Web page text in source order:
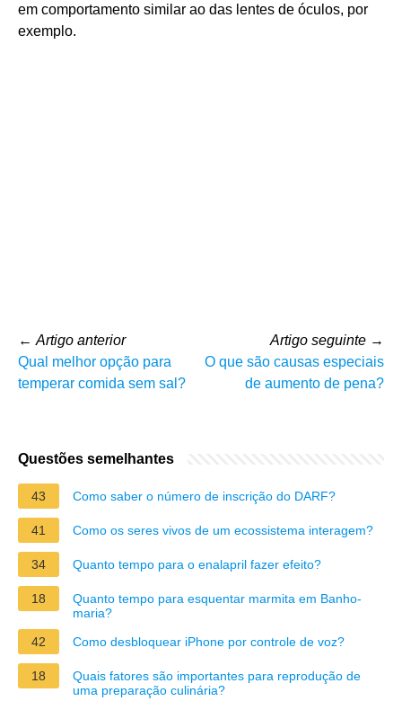
em comportamento similar ao das lentes de óculos, por
exemplo.
← Artigo anterior
Qual melhor opção para
temperar comida sem sal?
Artigo seguinte →
O que são causas especiais
de aumento de pena?
Questões semelhantes
43 Como saber o número de inscrição do DARF?
41 Como os seres vivos de um ecossistema interagem?
34 Quanto tempo para o enalapril fazer efeito?
18
Quanto tempo para esquentar marmita em Banho-
maria?
42
Como desbloquear iPhone por controle de voz?
18
Quais fatores são importantes para reprodução de
uma preparação culinária?